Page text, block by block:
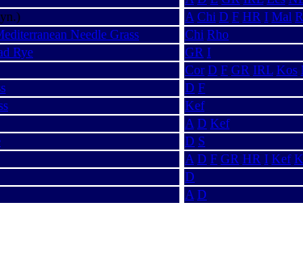
A Chi D F HR I Mal
Needle Grass Chi Rho
Rye GR I
Cor D F GR IRL Kos
D F
Kef
A D Kef
D S
A D F GR HR I Kef
D
A D